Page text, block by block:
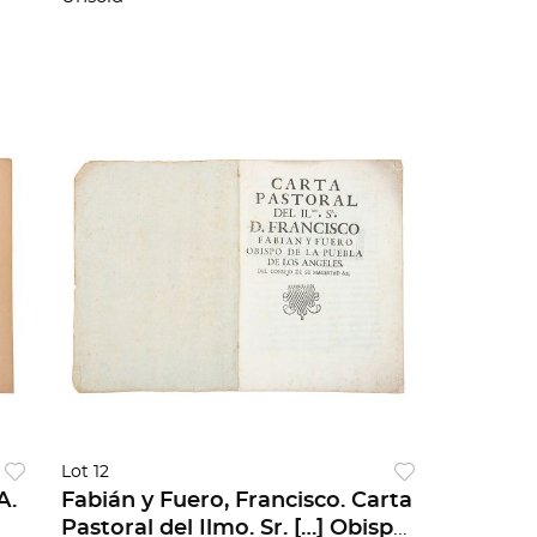
Lot 12
Fabián y Fuero, Francisco. Carta
Pastoral del Ilmo. Sr. […] Obispo